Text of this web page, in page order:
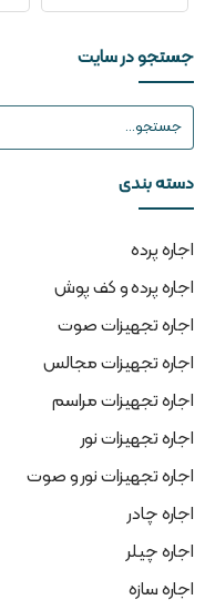
جستجو در سایت
دسته بندی
اجاره پرده
اجاره پرده و کف پوش
اجاره تجهیزات صوت
اجاره تجهیزات مجالس
اجاره تجهیزات مراسم
اجاره تجهیزات نور
اجاره تجهیزات نور و صوت
اجاره چادر
اجاره چیلر
اجاره سازه